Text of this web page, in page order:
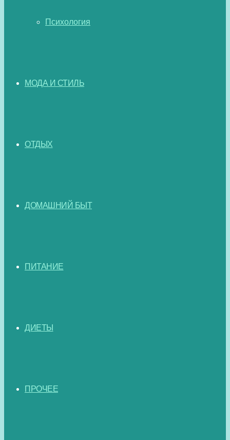
Психология
МОДА И СТИЛЬ
ОТДЫХ
ДОМАШНИЙ БЫТ
ПИТАНИЕ
ДИЕТЫ
ПРОЧЕЕ